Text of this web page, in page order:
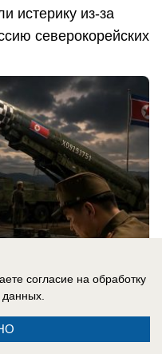
истерику из-за
северокорейских
согласие на обработку
данных.